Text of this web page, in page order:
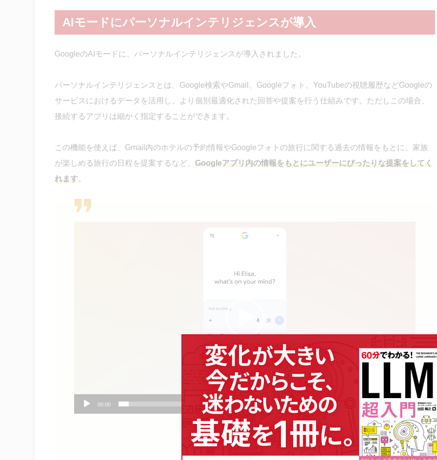
AIモードにパーソナルインテリジェンスが導入
GoogleのAIモードに、パーソナルインテリジェンスが導入されました。
パーソナルインテリジェンスとは、Google検索やGmail、Googleフォト、YouTubeの視聴履歴などGoogleの
サービスにおけるデータを活用し、より個別最適化された回答や提案を行う仕組みです。ただしこの場合、
接続するアプリは細かく指定することができます。
この機能を使えば、Gmail内のホテルの予約情報やGoogleフォトの旅行に関する過去の情報をもとに、家族
が楽しめる旅行の日程を提案するなど、 Googleアプリ内の情報をもとにユーザーにぴったりな提案をしてく
れます。
00:00 00:55
引用：Personal Intelligence in AI Mode in Search: Help that’s uniquely yours